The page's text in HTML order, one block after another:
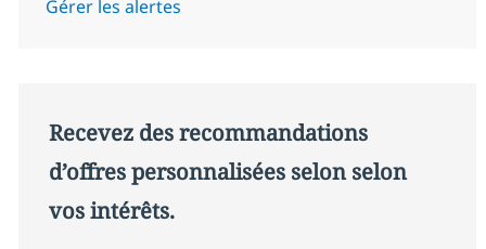
Gérer les alertes
Recevez des recommandations
d’offres personnalisées selon selon
vos intérêts.